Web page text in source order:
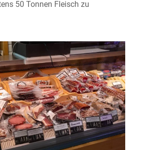
50 Tonnen Fleisch zu